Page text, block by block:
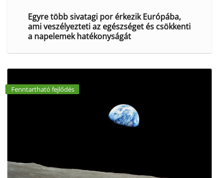
Egyre több sivatagi por érkezik Európába,
ami veszélyezteti az egészséget és csökkenti
a napelemek hatékonyságát
Fenntartható fejlődés